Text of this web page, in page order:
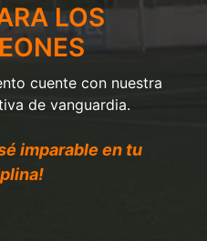
LOS
cuente con nuestra
de vanguardia.
imparable en tu